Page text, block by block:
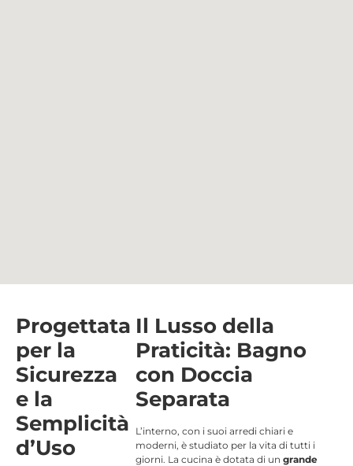
Progettata
per la
Sicurezza
e la
Semplicità
d’Uso
Il Lusso della
Praticità: Bagno
con Doccia
Separata
L’interno, con i suoi arredi chiari e
moderni, è studiato per la vita di tutti i
giorni. La cucina è dotata di un grande